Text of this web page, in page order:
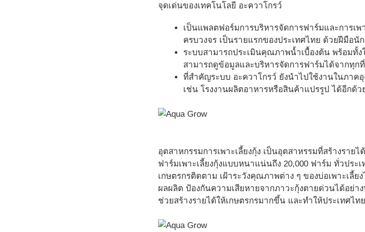
จุดเด่นของเทคโนโลยี อะควาโกรว์
เป็นแพลตฟอร์มการบริหารจัดการฟาร์มและการเพ
ครบวงจร เป็นรายแรกของประเทศไทย ด้วยฝีมือนัก
ระบบสามารถประเมินคุณภาพน้ำเบื้องต้น พร้อม
สามารถดูข้อมูลและบริหารจัดการฟาร์มได้จากทุก
ที่สำคัญระบบ อะควาโกรว์ ยังนำไปใช้งานในภา
เช่น โรงงานผลิตอาหารหรือสินค้าแปรรูป ได้อีกด้ว
อุตสาหกรรมการเพาะเลี้ยงกุ้ง เป็นอุตสาหรรมที่สร้างรา
ฟาร์มเพาะเลี้ยงกุ้งแบบหนาแน่นถึง 20,000 ฟาร์ม ทั่วปร
เกษตรกรติดตาม เฝ้าระวังคุณภาพต่าง ๆ ของบ่อเพาะเลี้
ผลผลิต ป้องกันความเสียหายจากภาวะกุ้งตายด่วนได้อย่
ช่วยสร้างรายได้ให้เกษตรกรมากขึ้น และทำให้ประเทศไ